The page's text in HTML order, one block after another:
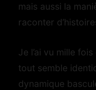
mais aussi la
raconter
Je l’ai vu mille
tout semble
dynamique